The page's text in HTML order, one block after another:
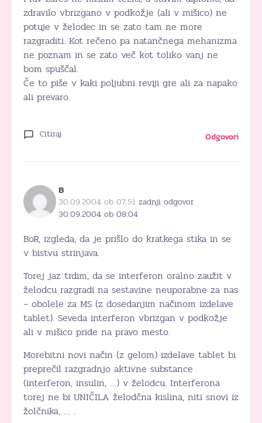
zdravilo vbrizgano v podkožje (ali v mišico) ne
potuje v želodec in se zato tam ne more
razgraditi. Kot rečeno pa natančnega mehanizma
ne poznam in se zato več kot toliko vanj ne
bom spuščal.
Če to piše v kaki poljubni reviji gre ali za napako
ali prevaro.
Citiraj Odgovori
B
30.09.2004 ob 07:51 zadnji odgovor
30.09.2004 ob 08:04
BoR, izgleda, da je prišlo do kratkega stika in se
v bistvu strinjava.
Torej jaz trdim, da se interferon oralno zaužit v
želodcu razgradi na sestavine neuporabne za nas
– obolele za MS (z dosedanjim načinom izdelave
tablet). Seveda interferon vbrizgan v podkožje
ali v mišico pride na pravo mesto.
Morebitni novi način (z gelom) izdelave tablet bi
preprečil razgradnjo aktivne substance
(interferon, insulin, …) v želodcu. Interferona
torej ne bi UNIČILA želodčna kislina, niti snovi iz
žolčnika, … .